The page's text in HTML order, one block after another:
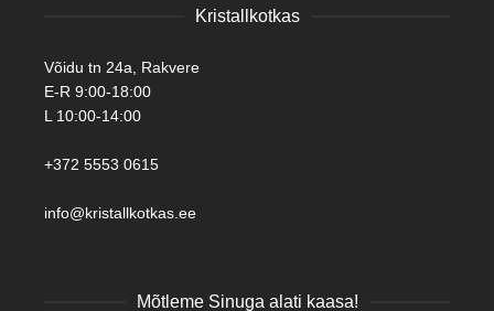
Kristallkotkas
Võidu tn 24a, Rakvere
E-R 9:00-18:00
L 10:00-14:00
+372 5553 0615
info@kristallkotkas.ee
Mõtleme Sinuga alati kaasa!